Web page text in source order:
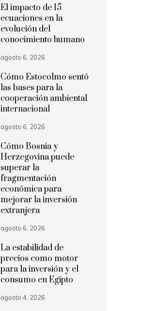
El impacto de 15
ecuaciones en la
evolución del
conocimiento humano
agosto 6, 2026
Cómo Estocolmo sentó
las bases para la
cooperación ambiental
internacional
agosto 6, 2026
Cómo Bosnia y
Herzegovina puede
superar la
fragmentación
económica para
mejorar la inversión
extranjera
agosto 6, 2026
La estabilidad de
precios como motor
para la inversión y el
consumo en Egipto
agosto 4, 2026